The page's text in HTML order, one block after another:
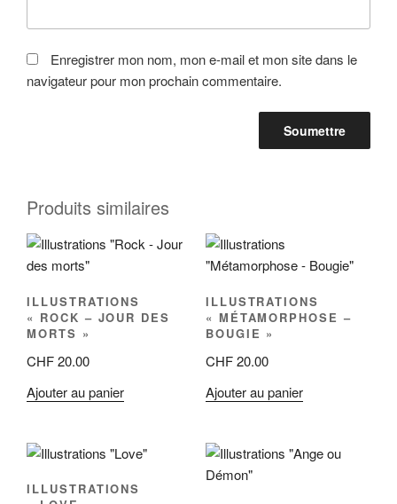
Enregistrer mon nom, mon e-mail et mon site dans le
navigateur pour mon prochain commentaire.
Produits similaires
ILLUSTRATIONS
« ROCK – JOUR DES
MORTS »
CHF20.00
Ajouter au panier
ILLUSTRATIONS
« MÉTAMORPHOSE –
BOUGIE »
CHF20.00
Ajouter au panier
ILLUSTRATIONS